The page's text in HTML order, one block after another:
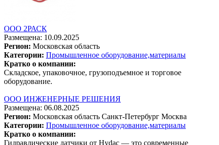
ООО 2РАСК
Размещена: 10.09.2025
Регион: Московская область
Категории: Промышленное оборудование,материалы
Кратко о компании:
Складское, упаковочное, грузоподъемное и торговое
оборудование.
ООО ИНЖЕНЕРНЫЕ РЕШЕНИЯ
Размещена: 06.08.2025
Регион: Московская область Санкт-Петербург Москва
Категории: Промышленное оборудование,материалы
Кратко о компании:
Гидравлические датчики от Hydac — это современные